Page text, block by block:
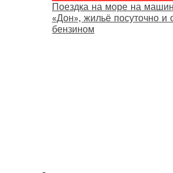
Поездка на море на
«Дон», жильё посуточно и
бензином